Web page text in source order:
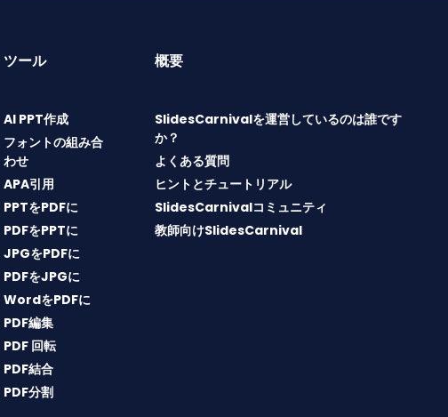
ツール
AI PPT作成
フォントの組み合
わせ
APA引用
PPTをPDFに
PDFをPPTに
JPGをPDFに
PDFをJPGに
WordをPDFに
PDF編集
PDF 回転
PDF結合
PDF分割
概要
SlidesCarnivalを運営しているのは誰です
か？
よくある質問
ヒントとチュートリアル
SlidesCarnivalコミュニティ
教師向けSlidesCarnival